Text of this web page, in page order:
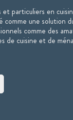
et particuliers en
une solution
comme des
de cuisine et de